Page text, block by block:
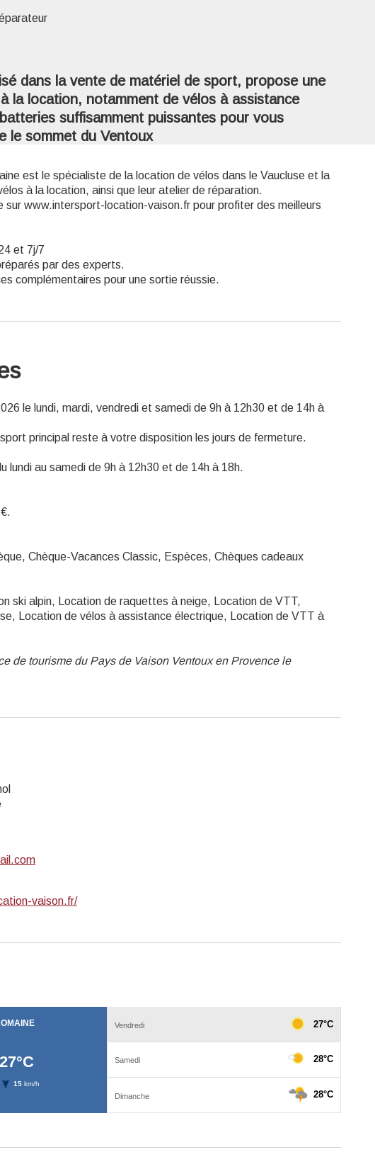
dans la vente de matériel de sport, propose une
la location, notamment de vélos à assistance
suffisamment puissantes pour vous
le sommet du Ventoux
est le spécialiste de la location de vélos dans le Vaucluse et la
à la location, ainsi que leur atelier de réparation.
sur www.intersport-location-vaison.fr pour profiter des meilleurs
et 7j/7
par des experts.
complémentaires pour une sortie réussie.
le lundi, mardi, vendredi et samedi de 9h à 12h30 et de 14h à
principal reste à votre disposition les jours de fermeture.
lundi au samedi de 9h à 12h30 et de 14h à 18h.
Chèque-Vacances Classic, Espèces, Chèques cadeaux
ski alpin, Location de raquettes à neige, Location de VTT,
Location de vélos à assistance électrique, Location de VTT à
de tourisme du Pays de Vaison Ventoux en Provence le
vaison.fr/